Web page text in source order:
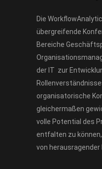
Die
übergreifende
Bereiche
der IT zur
organisatorische
gleichermaßen
volle Potential des
entfalten zu
von herausragender